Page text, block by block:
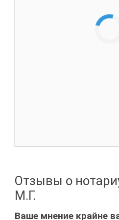
Отзывы о
М.Г.
Ваше мнение крайне